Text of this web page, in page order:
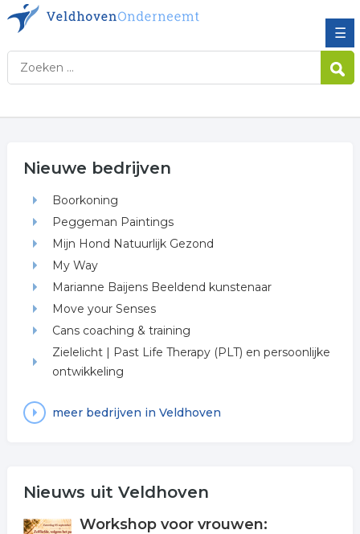
☰
Nieuwe bedrijven
Boorkoning
Peggeman Paintings
Mijn Hond Natuurlijk Gezond
My Way
Marianne Baijens Beeldend kunstenaar
Move your Senses
Cans coaching & training
Zielelicht | Past Life Therapy (PLT) en persoonlijke
ontwikkeling
meer bedrijven in Veldhoven
Nieuws uit Veldhoven
Workshop voor vrouwen: